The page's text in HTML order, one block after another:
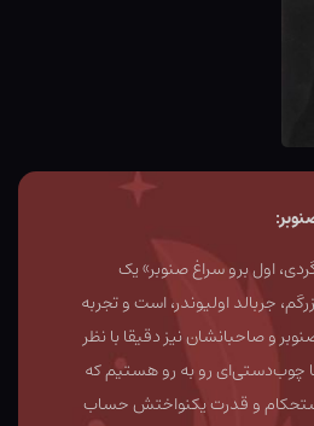
اول برو سراغ صنوبر» یک
جربالد اولیوندر، است و تجربه
و صاحبانشان نیز دقیقا با نظر
با چوب‌دستی‌ای رو به رو هستیم که
و قدرت یکنواختش حساب